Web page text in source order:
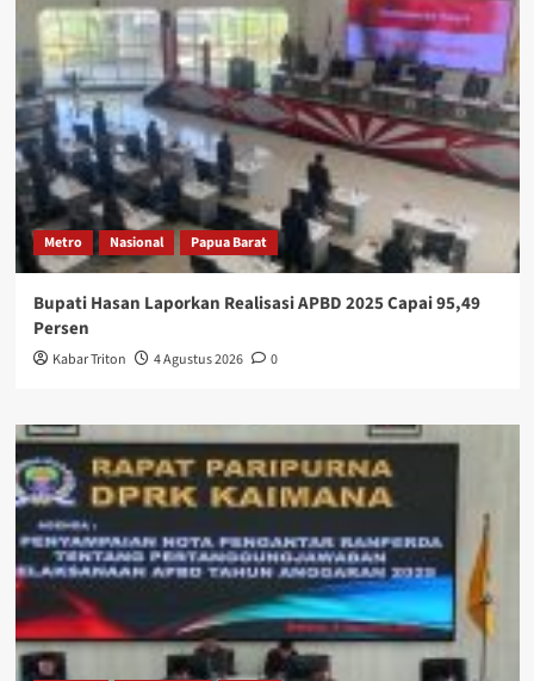
Metro Nasional Papua Barat
Bupati Hasan Laporkan Realisasi APBD 2025 Capai 95,49
Persen
Kabar Triton 4 Agustus 2026 0